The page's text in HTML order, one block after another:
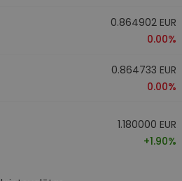
0.864902 EUR
0.00%
0.864733 EUR
0.00%
1.180000 EUR
+1.90%